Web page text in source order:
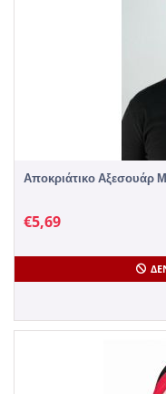
Αποκριάτικο
€5,69